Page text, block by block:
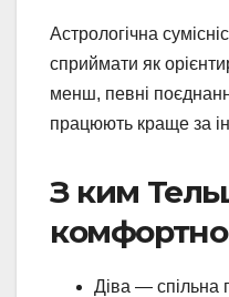
Астрологічна
сприймати як
менш, певні
працюють краще за
З ким
комфортно
Діва — спільна